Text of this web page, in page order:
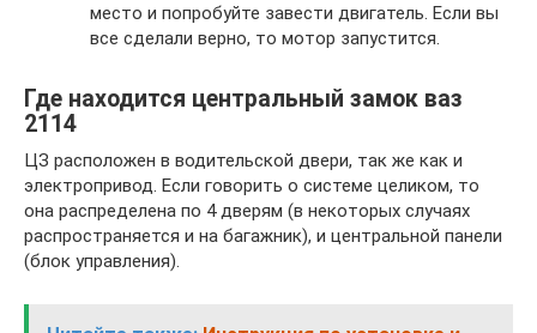
место и попробуйте завести двигатель. Если вы
все сделали верно, то мотор запустится.
Где находится центральный замок ваз
2114
ЦЗ расположен в водительской двери, так же как и
электропривод. Если говорить о системе целиком, то
она распределена по 4 дверям (в некоторых случаях
распространяется и на багажник), и центральной панели
(блок управления).